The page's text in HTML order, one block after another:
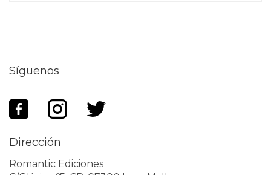
Síguenos
Dirección
Romantic Ediciones